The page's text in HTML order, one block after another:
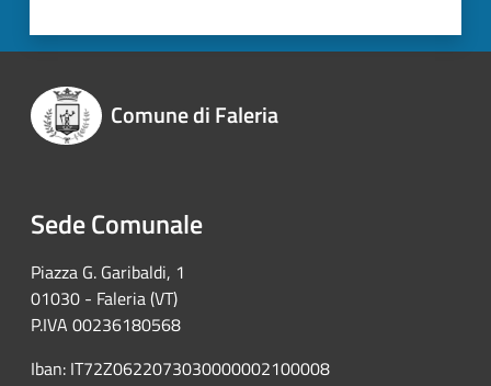
Comune di Faleria
Sede Comunale
Piazza G. Garibaldi, 1
01030 - Faleria (VT)
P.IVA 00236180568
Iban: IT72Z0622073030000002100008